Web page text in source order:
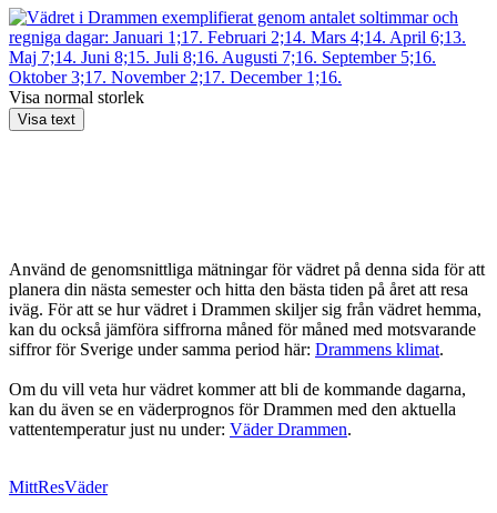
Visa normal storlek
Visa text
Använd de genomsnittliga mätningar för vädret på denna sida för att
planera din nästa semester och hitta den bästa tiden på året att resa
iväg. För att se hur vädret i Drammen skiljer sig från vädret hemma,
kan du också jämföra siffrorna måned för måned med motsvarande
siffror för Sverige under samma period här: Drammens klimat.
Om du vill veta hur vädret kommer att bli de kommande dagarna,
kan du även se en väderprognos för Drammen med den aktuella
vattentemperatur just nu under: Väder Drammen.
MittResVäder